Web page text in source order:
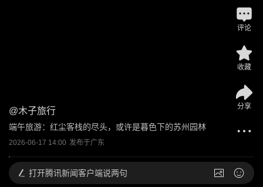
@木子旅行
端午旅游：红尘客栈的尽头，或许是暮色下的苏州园林
2026-06-17 14:00 发布于广东
评论
收藏
分享
打开腾讯新闻客户端说两句